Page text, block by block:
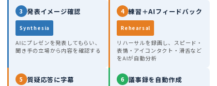
3 発表イメージ確認
Synthesia
AIにプレゼンを発表してもらい、
聞き手の立場から内容を確認する
4 練習＋AIフィードバック
Rehearsal
リハーサルを録画し、スピード・
表情・アイコンタクト・滑舌など
をAIが自動分析
5 質疑応答に字幕 6 議事録を自動作成